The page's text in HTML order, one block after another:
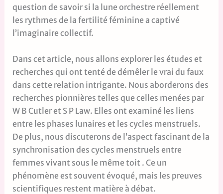
question de savoir si la lune orchestre réellement
les rythmes de la fertilité féminine a captivé
l’imaginaire collectif.
Dans cet article, nous allons explorer les études et
recherches qui ont tenté de démêler le vrai du faux
dans cette relation intrigante. Nous aborderons des
recherches pionnières telles que celles menées par
W B Cutler et S P Law. Elles ont examiné les liens
entre les phases lunaires et les cycles menstruels.
De plus, nous discuterons de l’aspect fascinant de la
synchronisation des cycles menstruels entre
femmes vivant sous le même toit . Ce un
phénomène est souvent évoqué, mais les preuves
scientifiques restent matière à débat.